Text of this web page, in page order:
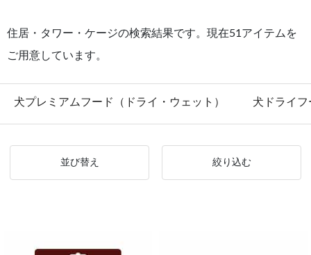
住居・タワー・ケージの検索結果です。現在51アイテムを
ご用意しています。
犬プレミアムフード（ドライ・ウェット） 犬ドライフ
並び替え 絞り込む